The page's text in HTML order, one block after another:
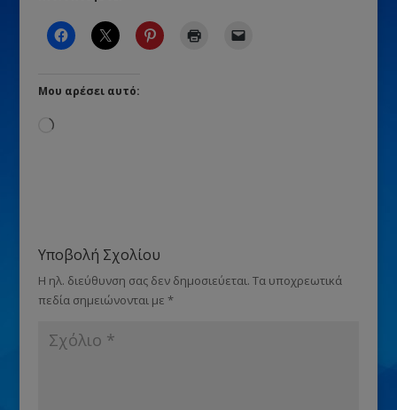
Μου αρέσει αυτό:
Loading…
Υποβολή Σχολίου
Η ηλ. διεύθυνση σας δεν δημοσιεύεται. Τα υποχρεωτικά
πεδία σημειώνονται με *